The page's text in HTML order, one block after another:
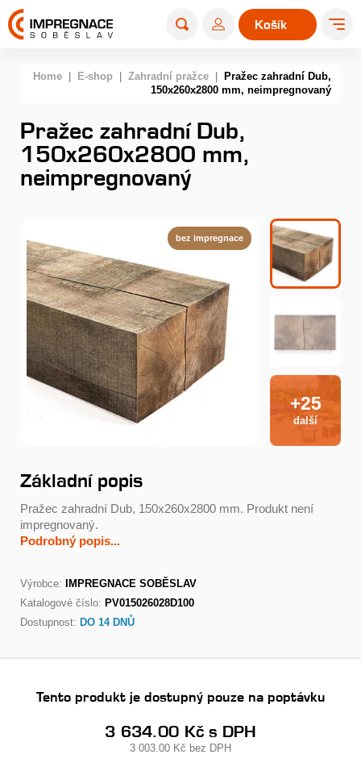
0
Košík
Home E-shop Zahradní pražce
Pražec zahradní Dub,
150x260x2800 mm, neimpregnovaný
Pražec zahradní Dub,
150x260x2800 mm,
neimpregnovaný
bez impregnace
+25
další
Základní popis
Pražec zahradní Dub, 150x260x2800 mm. Produkt není
impregnovaný.
Podrobný popis...
Výrobce:
IMPREGNACE SOBĚSLAV
Katalogové číslo: PV015026028D100
Dostupnost: DO 14 DNŮ
Tento produkt je dostupný pouze na poptávku
3 634.00 Kč s DPH
3 003.00 Kč bez DPH